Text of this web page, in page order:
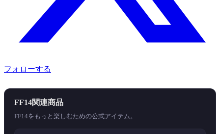
フォローする
FF14関連商品
FF14をもっと楽しむための公式アイテム。